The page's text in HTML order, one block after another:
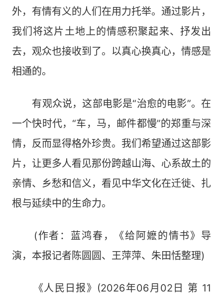
外，有情有义的人们在用力托举。通过影片，
我们将这片土地上的情感积聚起来、抒发出
去，观众也接收到了。以真心换真心，情感是
相通的。
有观众说，这部电影是“治愈的电影”。在
一个快时代，“车，马，邮件都慢”的郑重与深
情，反而显得格外珍贵。我们希望通过这部影
片，让更多人看见那份跨越山海、心系故土的
亲情、乡愁和信义，看见中华文化在迁徙、扎
根与延续中的生命力。
(作者：蓝鸿春，《给阿嬷的情书》导
演，本报记者陈圆圆、王萍萍、朱田恬整理)
《人民日报》(2026年06月02日 第 11